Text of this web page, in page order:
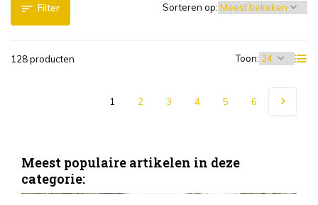
Filter
128 producten Toon:
Sorteren op:
1 2 3 4 5 6
Meest populaire artikelen in deze
categorie: